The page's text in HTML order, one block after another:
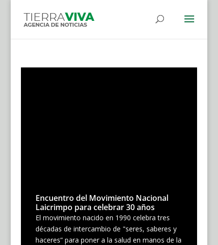
Encuentro del Movimiento Nacional
Laicrimpo para celebrar 30 años
El movimiento nacido en 1990 celebra tres
décadas de intercambio de "seres, saberes y
haceres” para poner a la salud en manos de la